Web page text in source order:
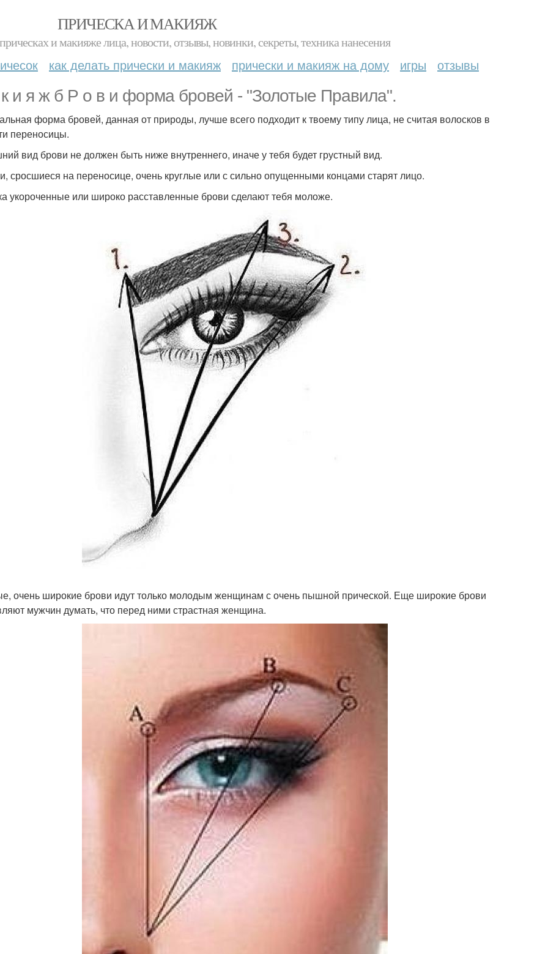
ПРИЧЕСКА И МАКИЯЖ
и макияже лица, новости, отзывы, новинки, секреты, техника нанесения
как делать прически и макияж прически и макияж на дому игры отзывы
и я ж б Р о в и форма бровей - "Золотые Правила".
форма бровей, данная от природы, лучше всего подходит к твоему типу лица, не считая волосков в
переносицы.
вид брови не должен быть ниже внутреннего, иначе у тебя будет грустный вид.
сросшиеся на переносице, очень круглые или с сильно опущенными концами старят лицо.
укороченные или широко расставленные брови сделают тебя моложе.
очень широкие брови идут только молодым женщинам с очень пышной прической. Еще широкие брови
мужчин думать, что перед ними страстная женщина.